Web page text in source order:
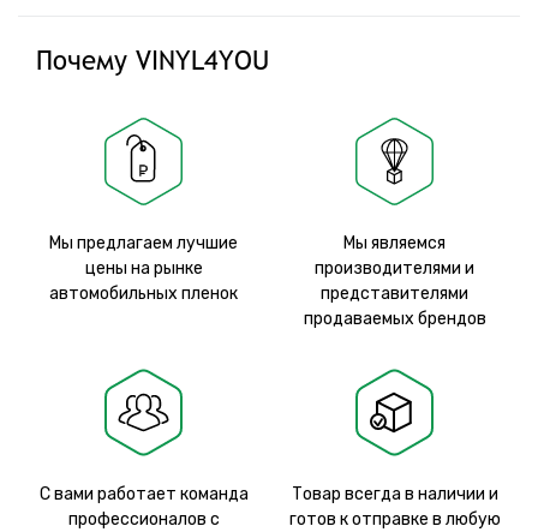
Почему VINYL4YOU
Мы предлагаем лучшие
цены на рынке
автомобильных пленок
Мы являемся
производителями и
представителями
продаваемых брендов
С вами работает команда
профессионалов с
Товар всегда в наличии и
готов к отправке в любую